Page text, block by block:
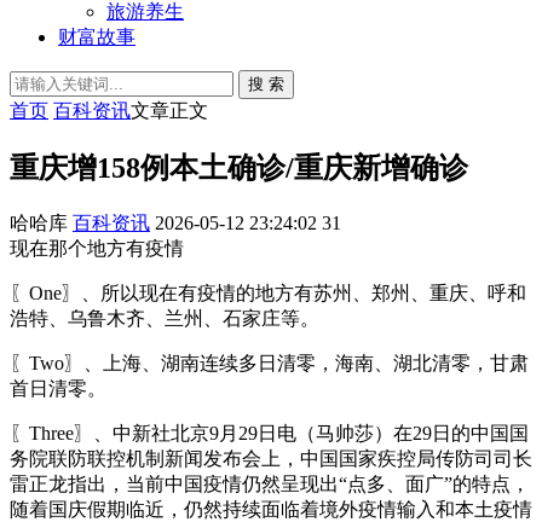
旅游养生
财富故事
搜 索
首页 百科资讯文章正文
重庆增158例本土确诊/重庆新增确诊
哈哈库 百科资讯 2026-05-12 23:24:02 31
现在那个地方有疫情
〖One〗、所以现在有疫情的地方有苏州、郑州、重庆、呼和
浩特、乌鲁木齐、兰州、石家庄等。
〖Two〗、上海、湖南连续多日清零，海南、湖北清零，甘肃
首日清零。
〖Three〗、中新社北京9月29日电（马帅莎）在29日的中国国
务院联防联控机制新闻发布会上，中国国家疾控局传防司司长
雷正龙指出，当前中国疫情仍然呈现出“点多、面广”的特点，
随着国庆假期临近，仍然持续面临着境外疫情输入和本土疫情